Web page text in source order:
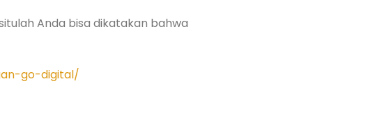
Anda bisa dikatakan bahwa
go-digital/